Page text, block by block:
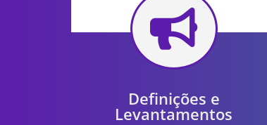

Definições e
Levantamentos